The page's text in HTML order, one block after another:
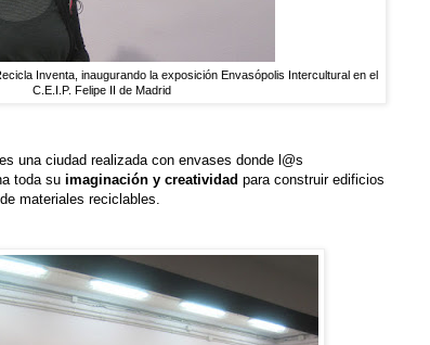
Inventa, inaugurando la exposición Envasópolis Intercultural en el
C.E.I.P. Felipe II de Madrid
una ciudad realizada con envases donde l@s
toda su imaginación y creatividad para construir edificios
materiales reciclables.